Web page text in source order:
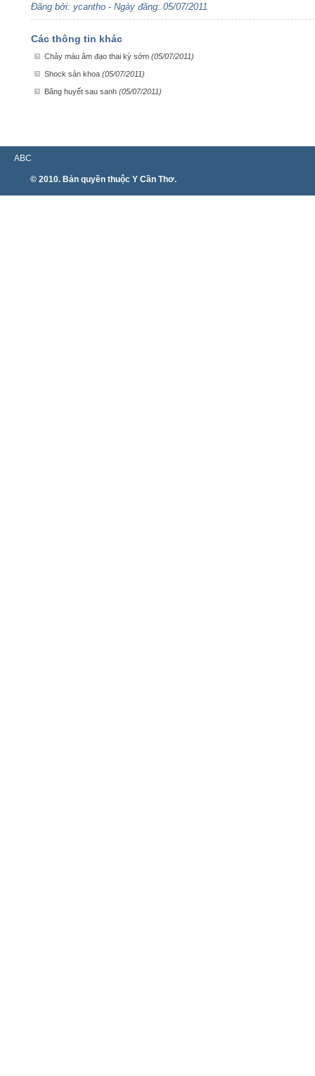
Đăng bởi: ycantho - Ngày đăng: 05/07/2011
Các thông tin khác
Chảy máu âm đạo thai kỳ sớm (05/07/2011)
Shock sản khoa (05/07/2011)
Băng huyết sau sanh (05/07/2011)
ABC
© 2010. Bản quyền thuộc Y Cần Thơ.